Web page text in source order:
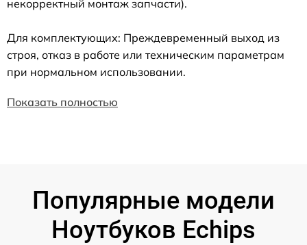
некорректный монтаж запчасти).
Для комплектующих: Преждевременный выход из
строя, отказ в работе или техническим параметрам
при нормальном использовании.
Показать полностью
Популярные модели
Ноутбуков Echips